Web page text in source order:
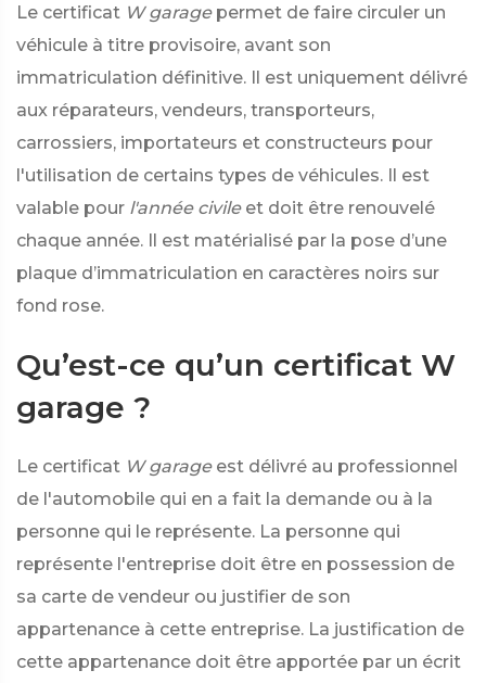
Le certificat W garage permet de faire circuler un
véhicule à titre provisoire, avant son
immatriculation définitive. Il est uniquement délivré
aux réparateurs, vendeurs, transporteurs,
carrossiers, importateurs et constructeurs pour
l'utilisation de certains types de véhicules. Il est
valable pour l'année civile et doit être renouvelé
chaque année. Il est matérialisé par la pose d’une
plaque d’immatriculation en caractères noirs sur
fond rose.
Qu’est-ce qu’un certificat W
garage ?
Le certificat W garage est délivré au professionnel
de l'automobile qui en a fait la demande ou à la
personne qui le représente. La personne qui
représente l'entreprise doit être en possession de
sa carte de vendeur ou justifier de son
appartenance à cette entreprise. La justification de
cette appartenance doit être apportée par un écrit